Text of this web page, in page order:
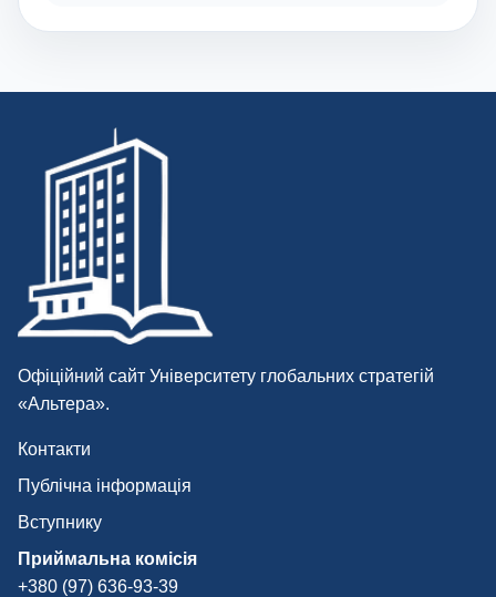
Офіційний сайт Університету глобальних стратегій
«Альтера».
Контакти
Публічна інформація
Вступнику
Приймальна комісія
+380 (97) 636-93-39